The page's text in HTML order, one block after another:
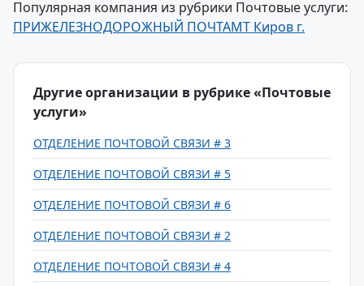
Популярная компания из рубрики Почтовые услуги:
ПРИЖЕЛЕЗНОДОРОЖНЫЙ ПОЧТАМТ Киров г.
Другие организации в рубрике «Почтовые
услуги»
ОТДЕЛЕНИЕ ПОЧТОВОЙ СВЯЗИ # 3
ОТДЕЛЕНИЕ ПОЧТОВОЙ СВЯЗИ # 5
ОТДЕЛЕНИЕ ПОЧТОВОЙ СВЯЗИ # 6
ОТДЕЛЕНИЕ ПОЧТОВОЙ СВЯЗИ # 2
ОТДЕЛЕНИЕ ПОЧТОВОЙ СВЯЗИ # 4